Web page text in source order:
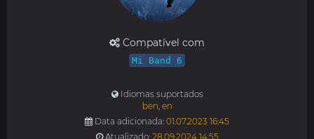
Compatível com
Mi Band 6
Idiomas suportados
ben, en
Data adicionada: 01.07.2023 16:45
Atualizado: 28.09.2024 14:55